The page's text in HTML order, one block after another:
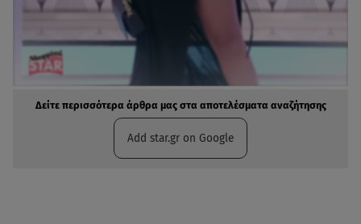
Δείτε περισσότερα άρθρα μας στα αποτελέσματα αναζήτησης
Add star.gr on Google